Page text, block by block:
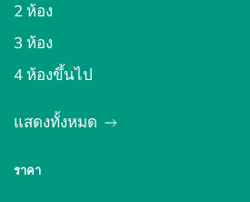
2 ห้อง
3 ห้อง
4 ห้องขึ้นไป
แสดงทั้งหมด
ราคา